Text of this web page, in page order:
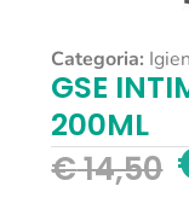
Categoria:
GSE
200ML
€14,50